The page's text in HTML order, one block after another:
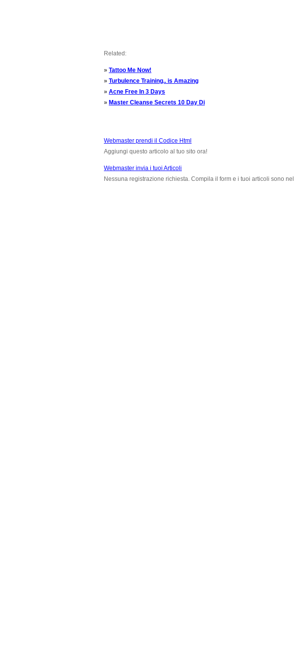
Related:
» Tattoo Me Now!
» Turbulence Training.. is Amazing
» Acne Free In 3 Days
» Master Cleanse Secrets 10 Day Di
Webmaster prendi il Codice Html
Aggiungi questo articolo al tuo sito ora!
Webmaster invia i tuoi Articoli
Nessuna registrazione richiesta. Compila il form e i tuoi articoli sono